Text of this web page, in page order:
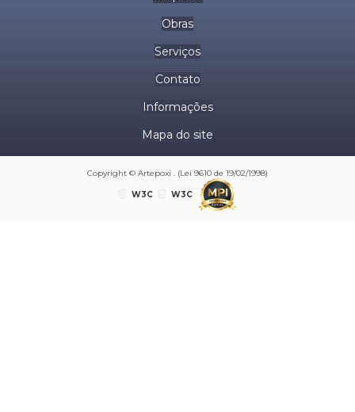
Obras
Serviços
Contato
Informações
Mapa do site
Copyright © Artepoxi . (Lei 9610 de 19/02/1998)
W3C W3C